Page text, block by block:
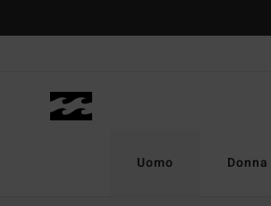
prodotto
Uomo Donna